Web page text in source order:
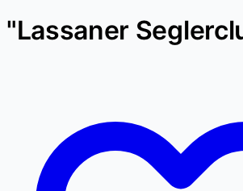
"Lassaner